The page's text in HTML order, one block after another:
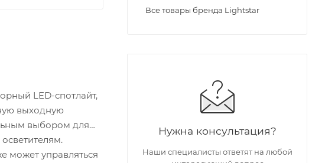
LED-спотлайт,
выходную
выбором для
может управляться
Все товары бренда Lightstar
Нужна консультация?
Наши специалисты ответят на любой